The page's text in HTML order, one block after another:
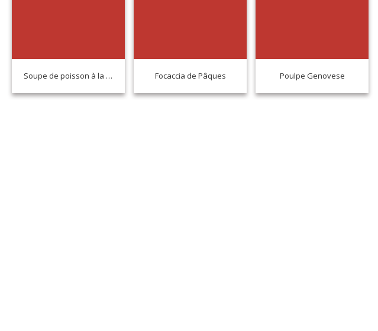
Soupe de poisson à la manière de l’ogliastina Focaccia de Pâques Poulpe Genovese